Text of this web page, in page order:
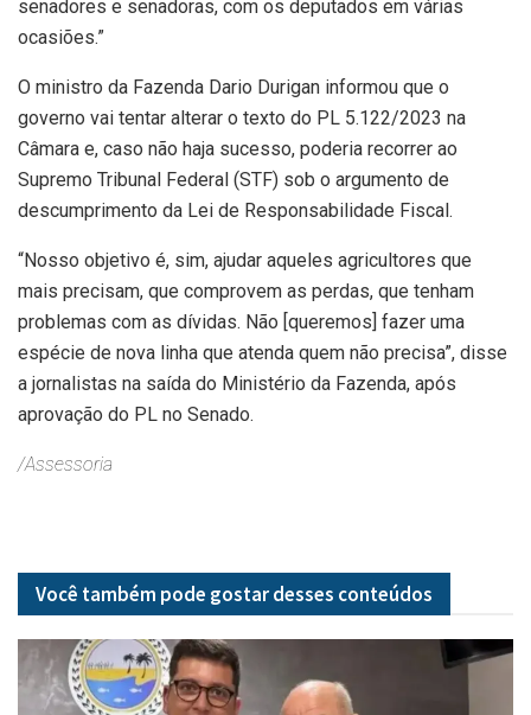
senadores e senadoras, com os deputados em várias
ocasiões.”
O ministro da Fazenda Dario Durigan informou que o
governo vai tentar alterar o texto do PL 5.122/2023 na
Câmara e, caso não haja sucesso, poderia recorrer ao
Supremo Tribunal Federal (STF) sob o argumento de
descumprimento da Lei de Responsabilidade Fiscal.
“Nosso objetivo é, sim, ajudar aqueles agricultores que
mais precisam, que comprovem as perdas, que tenham
problemas com as dívidas. Não [queremos] fazer uma
espécie de nova linha que atenda quem não precisa”, disse
a jornalistas na saída do Ministério da Fazenda, após
aprovação do PL no Senado.
/Assessoria
Você também pode gostar desses conteúdos